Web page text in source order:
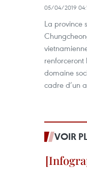
05/04/2019
La province
domaine
cadre d’un
VOIR